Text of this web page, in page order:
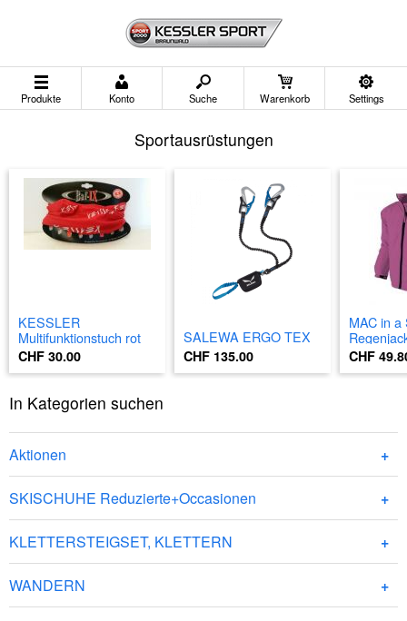
Produkte Konto Suche Warenkorb Settings
Sportausrüstungen
KESSLER
Multifunktionstuch rot
CHF 30.00
SALEWA ERGO TEX
CHF 135.00
MAC in a
CHF
In Kategorien suchen
Aktionen
SKISCHUHE Reduzierte+Occasionen
KLETTERSTEIGSET, KLETTERN
WANDERN